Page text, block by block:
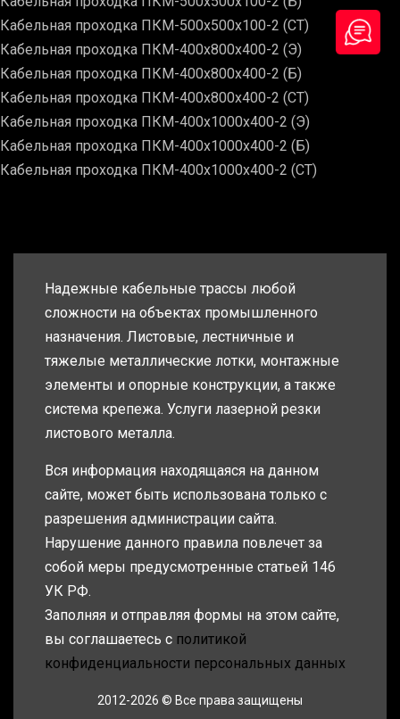
Кабельная проходка ПКМ-500х500х100-2 (СТ)
Кабельная проходка ПКМ-400х800х400-2 (Э)
Кабельная проходка ПКМ-400х800х400-2 (Б)
Кабельная проходка ПКМ-400х800х400-2 (СТ)
Кабельная проходка ПКМ-400х1000х400-2 (Э)
Кабельная проходка ПКМ-400х1000х400-2 (Б)
Кабельная проходка ПКМ-400х1000х400-2 (СТ)
Надежные кабельные трассы любой
сложности на объектах промышленного
назначения. Листовые, лестничные и
тяжелые металлические лотки, монтажные
элементы и опорные конструкции, а также
система крепежа. Услуги лазерной резки
листового металла.
Вся информация находящаяся на данном
сайте, может быть использована только с
разрешения администрации сайта.
Нарушение данного правила повлечет за
собой меры предусмотренные статьей 146
УК РФ.
Заполняя и отправляя формы на этом сайте,
вы соглашаетесь с политикой
конфиденциальности персональных данных
2012-2026 © Все права защищены